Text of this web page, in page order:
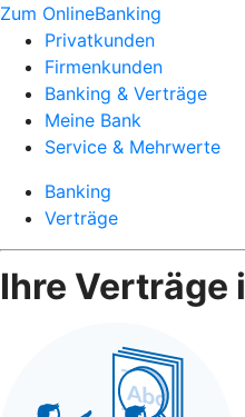
Zum OnlineBanking
Privatkunden
Firmenkunden
Banking & Verträge
Meine Bank
Service & Mehrwerte
Banking
Verträge
Ihre Verträge